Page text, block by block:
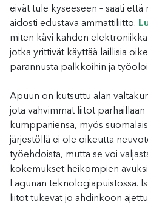
eivät tule kyseeseen – saati että
aidosti edustava ammattiliitto.
miten kävi kahden
jotka yrittivät käyttää laillisia
parannusta palkkoihin ja
Apuun on kutsuttu alan
jota vahvimmat liitot parhaillaan
kumppaniensa, myös
järjestöllä ei ole oikeutta
työehdoista, mutta se voi
kokemukset heikompien
Lagunan teknologiapuistossa.
liitot tukevat jo ahdinkoon